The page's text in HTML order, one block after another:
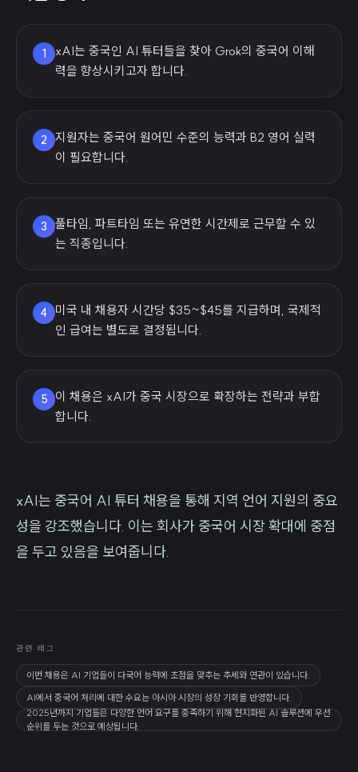
1
xAI는 중국인 AI 튜터들을 찾아 Grok의 중국어 이해
력을 향상시키고자 합니다.
2
지원자는 중국어 원어민 수준의 능력과 B2 영어 실력
이 필요합니다.
3
풀타임, 파트타임 또는 유연한 시간제로 근무할 수 있
는 직종입니다.
4
미국 내 채용자 시간당 $35~$45를 지급하며, 국제적
인 급여는 별도로 결정됩니다.
5
이 채용은 xAI가 중국 시장으로 확장하는 전략과 부합
합니다.
xAI는 중국어 AI 튜터 채용을 통해 지역 언어 지원의 중요
성을 강조했습니다. 이는 회사가 중국어 시장 확대에 중점
을 두고 있음을 보여줍니다.
관련 태그
이번 채용은 AI 기업들이 다국어 능력에 초점을 맞추는 추세와 연관이 있습니다.
AI에서 중국어 처리에 대한 수요는 아시아 시장의 성장 기회를 반영합니다.
2025년까지 기업들은 다양한 언어 요구를 충족하기 위해 현지화된 AI 솔루션에 우선
순위를 두는 것으로 예상됩니다.